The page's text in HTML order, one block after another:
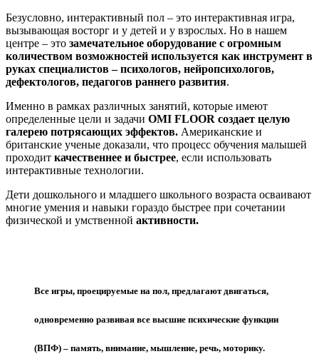
Безусловно, интерактивный пол – это интерактивная игра,
вызывающая восторг и у детей и у взрослых. Но в нашем
центре – это замечательное оборудование с огромным
количеством возможностей используется как инструмент в
руках специалистов – психологов, нейропсихологов,
дефектологов, педагогов раннего развития.
Именно в рамках различных занятий, которые имеют
определенные цели и задачи OMI FLOOR создает целую
галерею потрясающих эффектов. Американские и
британские ученые доказали, что процесс обучения малышей
проходит качественнее и быстрее, если использовать
интерактивные технологии.
Дети дошкольного и младшего школьного возраста осваивают
многие умения и навыки гораздо быстрее при сочетании
физической и умственной активности.
Все игры, проецируемые на пол, предлагают двигаться,
одновременно развивая все высшие психические функции
(ВПФ) – память, внимание, мышление, речь, моторику.